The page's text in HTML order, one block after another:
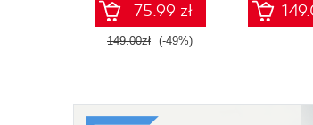
75.99 zł
149.00zł (-49%)